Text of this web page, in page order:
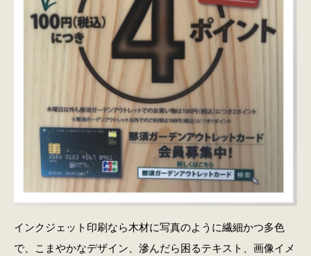
インクジェット印刷なら木材に写真のように繊細かつ多色
で、こまやかなデザイン、滲んだら困るテキスト、画像イメ